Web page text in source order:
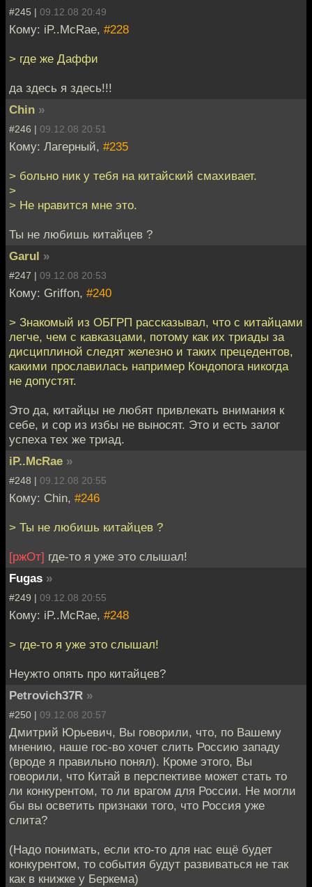
#245 | 09.12.08 20:49
Кому: iP..McRae, #228
> где же Даффи
да здесь я здесь!!!
Chin »
#246 | 09.12.08 20:51
Кому: Лагерный, #235
> больно ник у тебя на китайский смахивает.
>
> Не нравится мне это.
Ты не любишь китайцев ?
Garul »
#247 | 09.12.08 20:53
Кому: Griffon, #240
> Знакомый из ОБГРП рассказывал, что с китайцами
легче, чем с кавказцами, потому как их триады за
дисциплиной следят железно и таких прецедентов,
какими прославилась например Кондопога никогда
не допустят.
Это да, китайцы не любят привлекать внимания к
себе, и сор из избы не выносят. Это и есть залог
успеха тех же триад.
iP..McRae »
#248 | 09.12.08 20:55
Кому: Chin, #246
> Ты не любишь китайцев ?
[ржОт] где-то я уже это слышал!
Fugas »
#249 | 09.12.08 20:55
Кому: iP..McRae, #248
> где-то я уже это слышал!
Неужто опять про китайцев?
Petrovich37R »
#250 | 09.12.08 20:57
Дмитрий Юрьевич, Вы говорили, что, по Вашему
мнению, наше гос-во хочет слить Россию западу
(вроде я правильно понял). Кроме этого, Вы
говорили, что Китай в перспективе может стать то
ли конкурентом, то ли врагом для России. Не могли
бы вы осветить признаки того, что Россия уже
слита?
(Надо понимать, если кто-то для нас ещё будет
конкурентом, то события будут развиваться не так
как в книжке у Беркема)